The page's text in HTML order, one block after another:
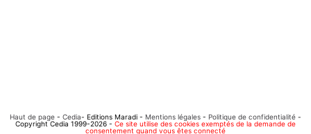
Haut de page - Cedia- Editions Maradi - Mentions légales - Politique de confidentialité -
Copyright Cedia 1999-2026 - Ce site utilise des cookies exemptés de la demande de
consentement quand vous êtes connecté